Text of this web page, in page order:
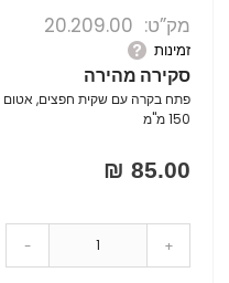
מק”ט 20.209.00
זמינות
סקירה מהירה
150 מ"מ
85.00 ₪
- +